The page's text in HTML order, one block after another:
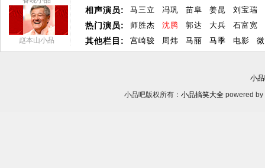
赵本山小品
相声演员:
热门演员:
其他栏目:
马三立 冯巩 苗阜 姜昆
刘宝瑞
师胜杰
沈腾 郭达 大兵
石富宽
宫崎骏
周炜 马丽 马季 电影
小
小品吧版权所有： 小品搞笑大全 powered by